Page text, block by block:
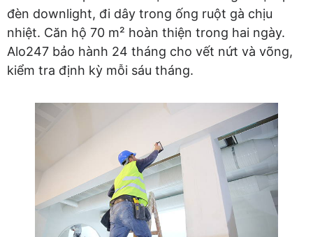
đèn downlight, đi dây trong ống ruột gà chịu
nhiệt. Căn hộ 70 m² hoàn thiện trong hai ngày.
Alo247 bảo hành 24 tháng cho vết nứt và võng,
kiểm tra định kỳ mỗi sáu tháng.